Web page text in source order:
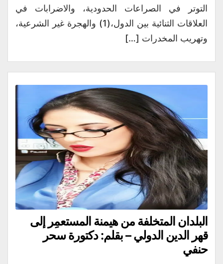
التوتر في الصراعات الحدودية، والاضرابات في
العلاقات الثنائية بين الدول،(1) والهجرة غير الشرعية،
وتهريب المخدرات […]
البلدان المتخلفة من هيمنة المستعمِر إلى
قهر الدين الدولي – بقلم: دكتورة سحر
حنفي